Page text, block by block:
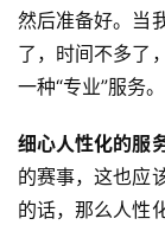
然后准备好。当
了，时间不多了
一种“专业”服务。
细心人性化的服
的赛事，这也应
的话，那么人性